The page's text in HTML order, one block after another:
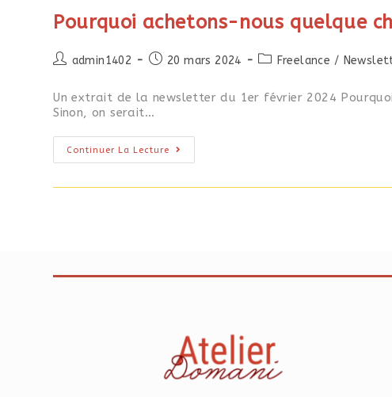
Pourquoi achetons-nous quelque
admin1402 20 mars 2024 Freelance /
Un extrait de la newsletter du 1er février 2024
Sinon, on serait…
Continuer La Lecture